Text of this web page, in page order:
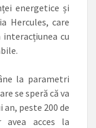
energetice și
Hercules, care
cu
la parametri
se speră că va
peste 200 de
acces la